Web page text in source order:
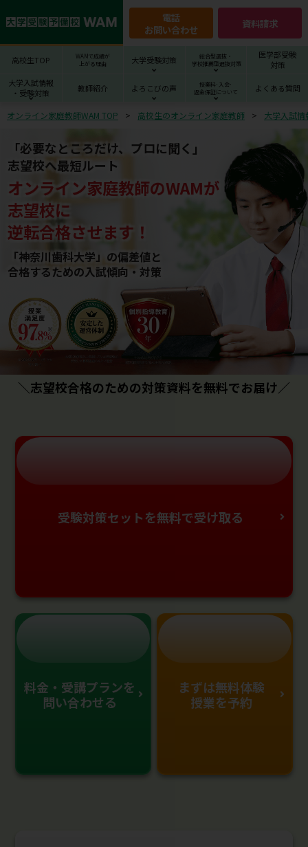
電話
お問い合わせ
資料請求
高校生TOP
WAMで成績が
上がる理由
大学受験対策
総合型選抜・
学校推薦型選抜対策
医学部受験
対策
大学入試情報
・受験対策
教師紹介 よろこびの声
授業料･入会･
返金保証について
よくある質問
オンライン家庭教師WAM TOP 高校生のオンライン家庭教師 大学入試
「必要なところだけ、プロに聞く」
志望校へ最短ルート
オンライン家庭教師のWAMが
志望校に
逆転合格させます！
「神奈川歯科大学」の偏差値と
合格するための⼊試傾向・対策
＼志望校合格のための対策資料を無料でお届け／
受験対策セットを無料で受け取る
料金・受講プランを
問い合わせる
まずは無料体験
授業を予約